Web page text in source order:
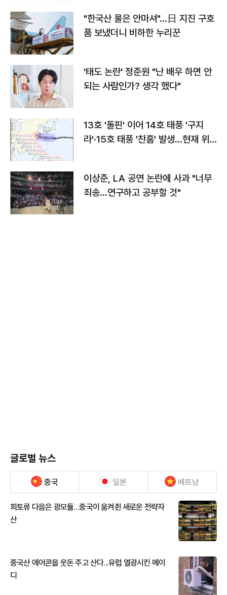
"한국산 물은 안마셔"…日 지진 구호
품 보냈더니 비하한 누리꾼
'태도 논란' 정준원 "난 배우 하면 안
되는 사람인가? 생각 했다"
13호 '돌핀' 이어 14호 태풍 '구지
라'·15호 태풍 '찬홈' 발생…현재 위
이상준, LA 공연 논란에 사과 "너무
죄송…연구하고 공부할 것"
글로벌 뉴스
중국 일본 베트남
희토류 다음은 광모듈…중국이 움켜쥔 새로운 전략자
산
중국산 에어콘을 웃돈 주고 산다...유럽 열광시킨 메이
디